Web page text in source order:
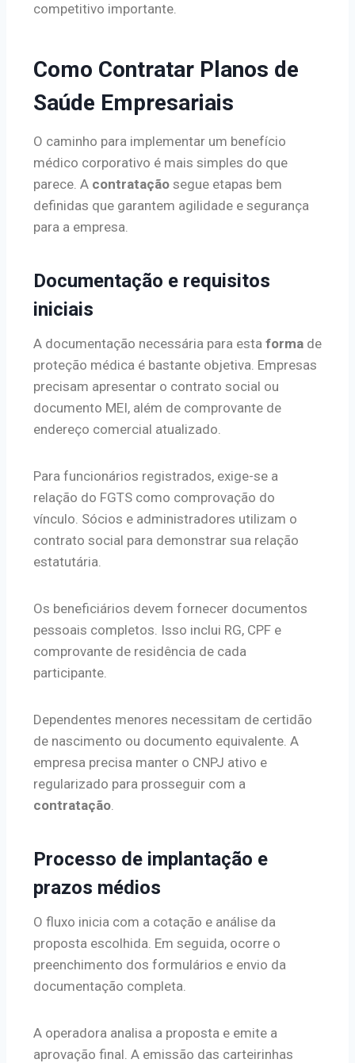
competitivo importante.
Como Contratar Planos de
Saúde Empresariais
O caminho para implementar um benefício
médico corporativo é mais simples do que
parece. A contratação segue etapas bem
definidas que garantem agilidade e segurança
para a empresa.
Documentação e requisitos
iniciais
A documentação necessária para esta forma de
proteção médica é bastante objetiva. Empresas
precisam apresentar o contrato social ou
documento MEI, além de comprovante de
endereço comercial atualizado.
Para funcionários registrados, exige-se a
relação do FGTS como comprovação do
vínculo. Sócios e administradores utilizam o
contrato social para demonstrar sua relação
estatutária.
Os beneficiários devem fornecer documentos
pessoais completos. Isso inclui RG, CPF e
comprovante de residência de cada
participante.
Dependentes menores necessitam de certidão
de nascimento ou documento equivalente. A
empresa precisa manter o CNPJ ativo e
regularizado para prosseguir com a
contratação
Processo de implantação e
prazos médios
O fluxo inicia com a cotação e análise da
proposta escolhida. Em seguida, ocorre o
preenchimento dos formulários e envio da
documentação completa.
A operadora analisa a proposta e emite a
aprovação final. A emissão das carteirinhas